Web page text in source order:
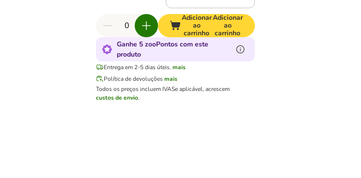
Adicionar
ao
carrinho
Adicionar
ao
carrinho
Ganhe 5 zooPontos com este
produto
Entrega em 2-5 dias úteis. mais
Política de devoluções mais
Todos os preços incluem IVASe aplicável, acrescem
custos de envio.